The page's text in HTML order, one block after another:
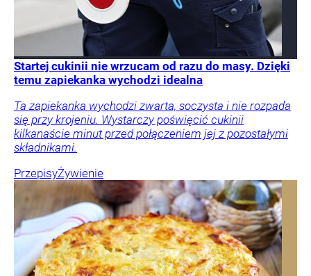
Startej cukinii nie wrzucam od razu do masy. Dzięki
temu zapiekanka wychodzi idealna
Ta zapiekanka wychodzi zwarta, soczysta i nie rozpada
się przy krojeniu. Wystarczy poświęcić cukinii
kilkanaście minut przed połączeniem jej z pozostałymi
składnikami.
PrzepisyŻywienie